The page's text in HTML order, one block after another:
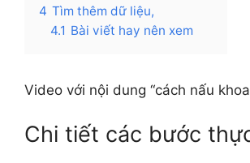
4 Tìm thêm dữ liệu,
4.1 Bài viết hay nên xem
Video với nội dung “cách nấu
Chi tiết các bước